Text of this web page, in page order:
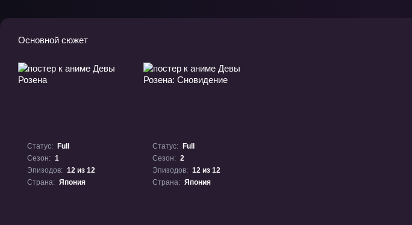
Основной сюжет
Статус:
Full
Сезон: 1
Эпизодов: 12 из 12
Страна: Япония
Статус:
Full
Сезон: 2
Эпизодов: 12 из 12
Страна: Япония